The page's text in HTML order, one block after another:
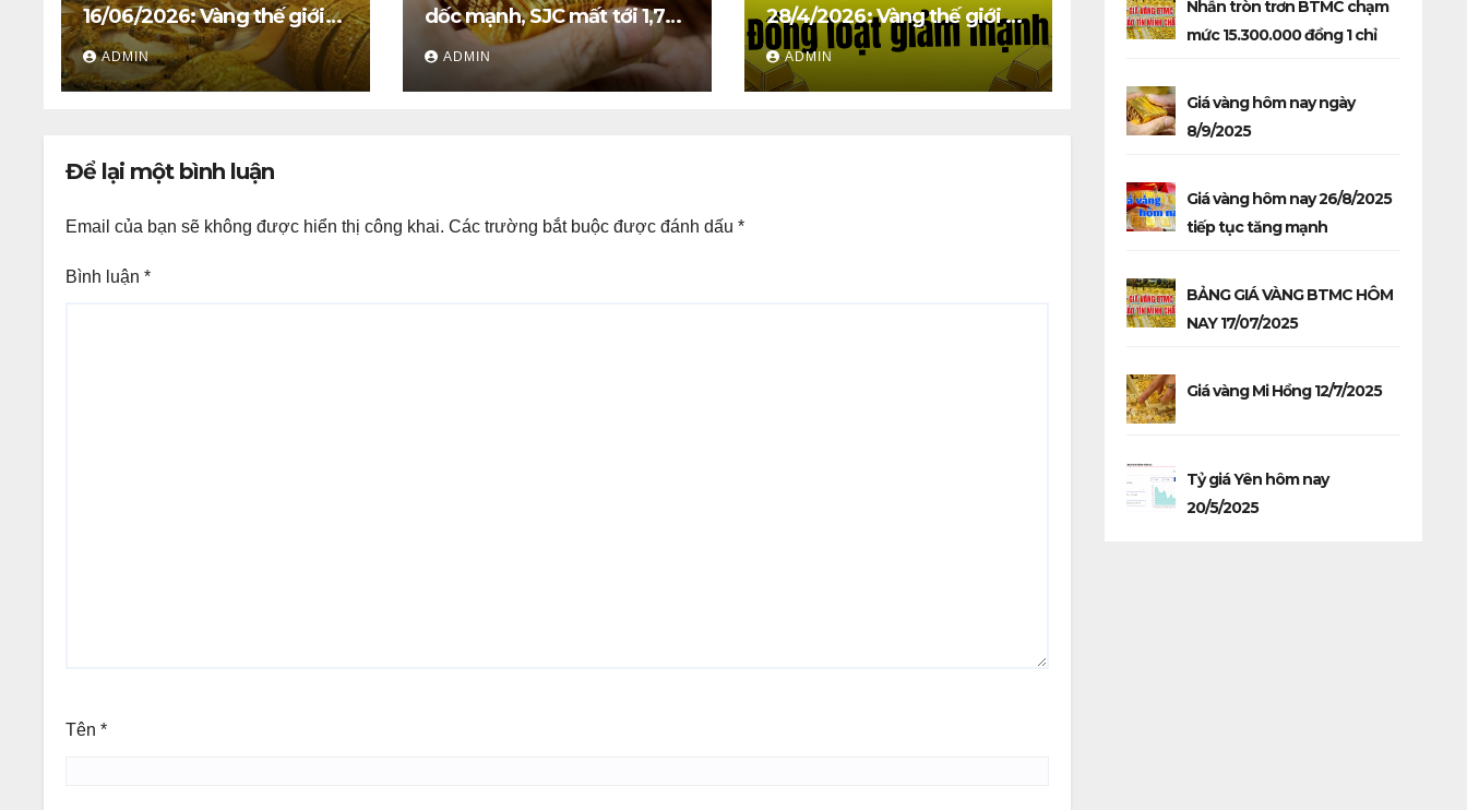
16/06/2026: Vàng thế giới
giữ trên 4.312 USD, giá vàng
SJC và vàng nhẫn trong
nước đi ngang
ADMIN
dốc mạnh, SJC mất tới 1,7
triệu đồng/lượng
ADMIN
28/4/2026: Vàng thế giới và
trong nước đồng loạt giảm
mạnh
ADMIN
Để lại một bình luận
Email của bạn sẽ không được hiển thị công khai. Các trường bắt buộc được đánh dấu *
Bình luận *
Tên *
Nhẫn tròn trơn BTMC chạm
mức 15.300.000 đồng 1 chỉ
Giá vàng hôm nay ngày
8/9/2025
Giá vàng hôm nay 26/8/2025
tiếp tục tăng mạnh
BẢNG GIÁ VÀNG BTMC HÔM
NAY 17/07/2025
Giá vàng Mi Hồng 12/7/2025
Tỷ giá Yên hôm nay
20/5/2025